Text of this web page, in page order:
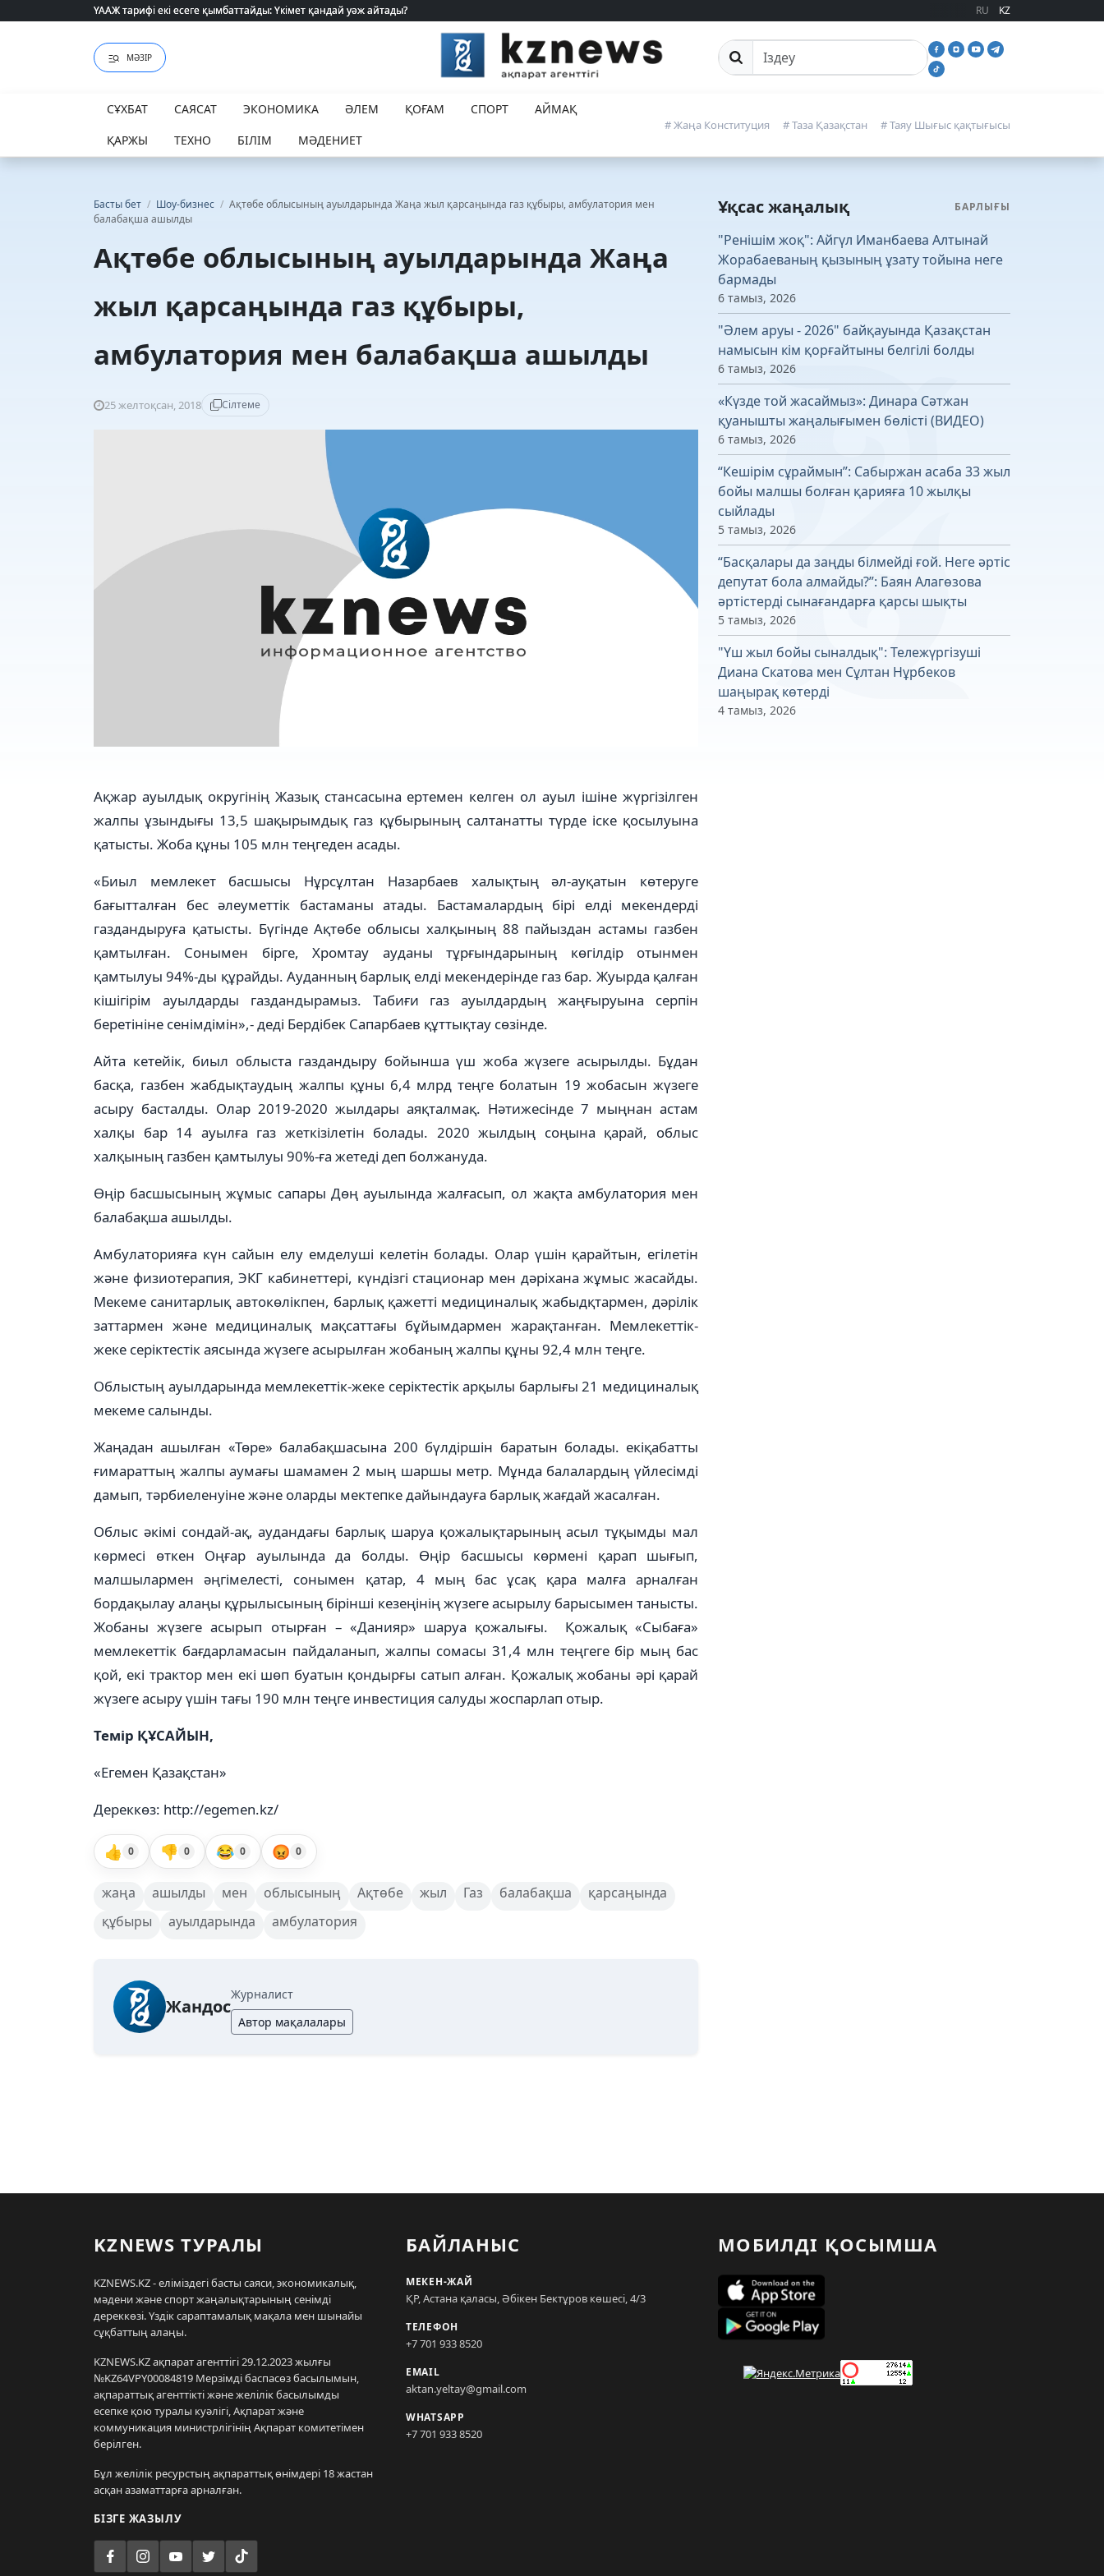
ҮААЖ тарифі екі есеге қымбаттайды: Үкімет қандай уәж айтады?
ҮААЖ тарифі екі есеге қымбаттайды: Үкімет қандай уәж айтады? RU KZ
МӘЗІР Сайттан іздеу
СҰХБАТ САЯСАТ ЭКОНОМИКА ӘЛЕМ ҚОҒАМ СПОРТ
АЙМАҚ
ҚАРЖЫ
ТЕХНО БІЛІМ МӘДЕНИЕТ
# Жаңа Конституция # Таза Қазақстан # Таяу Шығыс қақтығысы
Басты бет / Шоу-бизнес / Ақтөбе облысының ауылдарында Жаңа жыл қарсаңында газ құбыры, амбулатория мен
балабақша ашылды
Ақтөбе облысының ауылдарында Жаңа
жыл қарсаңында газ құбыры,
амбулатория мен балабақша ашылды
25 желтоқсан, 2018 Сілтеме
Ақжар ауылдық округінің Жазық стансасына ертемен келген ол ауыл ішіне жүргізілген
жалпы ұзындығы 13,5 шақырымдық газ құбырының салтанатты түрде іске қосылуына
қатысты. Жоба құны 105 млн теңгеден асады.
«Биыл мемлекет басшысы Нұрсұлтан Назарбаев халықтың әл-ауқатын көтеруге
бағытталған бес әлеуметтік бастаманы атады. Бастамалардың бірі елді мекендерді
газдандыруға қатысты. Бүгінде Ақтөбе облысы халқының 88 пайыздан астамы газбен
қамтылған. Сонымен бірге, Хромтау ауданы тұрғындарының көгілдір отынмен
қамтылуы 94%-ды құрайды. Ауданның барлық елді мекендерінде газ бар. Жуырда қалған
кішігірім ауылдарды газдандырамыз. Табиғи газ ауылдардың жаңғыруына серпін
беретініне сенімдімін»,- деді Бердібек Сапарбаев құттықтау сөзінде.
Айта кетейік, биыл облыста газдандыру бойынша үш жоба жүзеге асырылды. Бұдан
басқа, газбен жабдықтаудың жалпы құны 6,4 млрд теңге болатын 19 жобасын жүзеге
асыру басталды. Олар 2019-2020 жылдары аяқталмақ. Нәтижесінде 7 мыңнан астам
халқы бар 14 ауылға газ жеткізілетін болады. 2020 жылдың соңына қарай, облыс
халқының газбен қамтылуы 90%-ға жетеді деп болжануда.
Өңір басшысының жұмыс сапары Дөң ауылында жалғасып, ол жақта амбулатория мен
балабақша ашылды.
Амбулаторияға күн сайын елу емделуші келетін болады. Олар үшін қарайтын, егілетін
және физиотерапия, ЭКГ кабинеттері, күндізгі стационар мен дәріхана жұмыс жасайды.
Мекеме санитарлық автокөлікпен, барлық қажетті медициналық жабыдқтармен, дәрілік
заттармен және медициналық мақсаттағы бұйымдармен жарақтанған. Мемлекеттік-
жеке серіктестік аясында жүзеге асырылған жобаның жалпы құны 92,4 млн теңге.
Облыстың ауылдарында мемлекеттік-жеке серіктестік арқылы барлығы 21 медициналық
мекеме салынды.
Жаңадан ашылған «Төре» балабақшасына 200 бүлдіршін баратын болады. екіқабатты
ғимараттың жалпы аумағы шамамен 2 мың шаршы метр. Мұнда балалардың үйлесімді
дамып, тәрбиеленуіне және оларды мектепке дайындауға барлық жағдай жасалған.
Облыс әкімі сондай-ақ, аудандағы барлық шаруа қожалықтарының асыл тұқымды мал
көрмесі өткен Оңғар ауылында да болды. Өңір басшысы көрмені қарап шығып,
малшылармен әңгімелесті, сонымен қатар, 4 мың бас ұсақ қара малға арналған
бордақылау алаңы құрылысының бірінші кезеңінің жүзеге асырылу барысымен танысты.
Жобаны жүзеге асырып отырған – «Данияр» шаруа қожалығы. Қожалық «Сыбаға»
мемлекеттік бағдарламасын пайдаланып, жалпы сомасы 31,4 млн теңгеге бір мың бас
қой, екі трактор мен екі шөп буатын қондырғы сатып алған. Қожалық жобаны әрі қарай
жүзеге асыру үшін тағы 190 млн теңге инвестиция салуды жоспарлап отыр.
Темір ҚҰСАЙЫН,
«Егемен Қазақстан»
Дереккөз: http://egemen.kz/
👍 0 👎 0 😂 0 😡 0
жаңа ашылды мен облысының Ақтөбе жыл Газ балабақша
қарсаңында
құбыры
ауылдарында амбулатория
Жандос
Журналист
Автор мақалалары
Ұқсас жаңалық БАРЛЫҒЫ
"Ренішім жоқ": Айгүл Иманбаева Алтынай
Жорабаеваның қызының ұзату тойына неге
бармады
6 тамыз, 2026
"Әлем аруы - 2026" байқауында Қазақстан
намысын кім қорғайтыны белгілі болды
6 тамыз, 2026
«Күзде той жасаймыз»: Динара Сәтжан
қуанышты жаңалығымен бөлісті (ВИДЕО)
6 тамыз, 2026
“Кешірім сұраймын”: Сабыржан асаба 33 жыл
бойы малшы болған қарияға 10 жылқы
сыйлады
5 тамыз, 2026
“Басқалары да заңды білмейді ғой. Неге әртіс
депутат бола алмайды?”: Баян Алагөзова
әртістерді сынағандарға қарсы шықты
5 тамыз, 2026
"Үш жыл бойы сыналдық": Тележүргізуші
Диана Скатова мен Сұлтан Нұрбеков
шаңырақ көтерді
4 тамыз, 2026
KZNEWS ТУРАЛЫ
KZNEWS.KZ - еліміздегі басты саяси, экономикалық,
мәдени және спорт жаңалықтарының сенімді
дереккөзі. Үздік сараптамалық мақала мен шынайы
сұқбаттың алаңы.
KZNEWS.KZ ақпарат агенттігі 29.12.2023 жылғы
№KZ64VPY00084819 Мерзімді баспасөз басылымын,
ақпараттық агенттікті және желілік басылымды
есепке қою туралы куәлігі, Ақпарат және
коммуникация министрлігінің Ақпарат комитетімен
берілген.
Бұл желілік ресурстың ақпараттық өнімдері 18 жастан
асқан азаматтарға арналған.
БІЗГЕ ЖАЗЫЛУ
БАЙЛАНЫС
МЕКЕН-ЖАЙ
ҚР, Астана қаласы, Әбікен Бектұров көшесі, 4/3
ТЕЛЕФОН
+7 701 933 8520
EMAIL
aktan.yeltay@gmail.com
WHATSAPP
+7 701 933 8520
МОБИЛДІ ҚОСЫМША